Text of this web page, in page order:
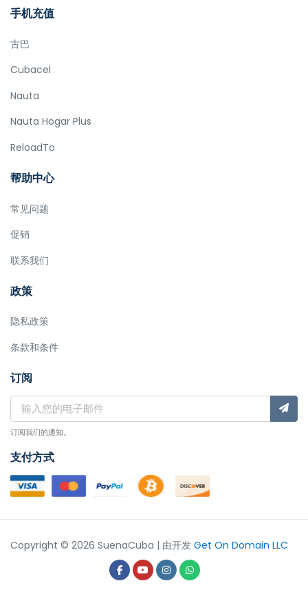
手机充值
古巴
Cubacel
Nauta
Nauta Hogar Plus
ReloadTo
帮助中心
常见问题
促销
联系我们
政策
隐私政策
条款和条件
订阅
订阅我们的通知。
支付方式
Copyright © 2026 SuenaCuba | 由开发 Get On Domain LLC